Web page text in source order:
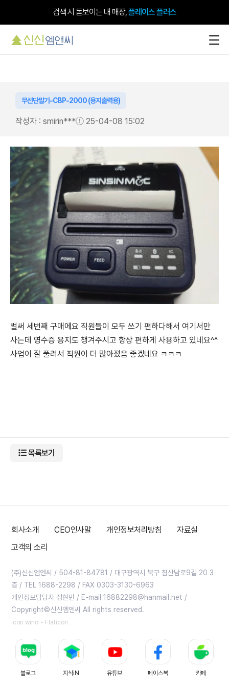
검색 시 돋보이는 내 매장, 플레이스 플러스
사업자 통장 이벤트 참여 시,최대 8만원지급
무선단말기-CBP-2000 (용지출력용)
작성자 : smirin*** 25-04-08 15:02
벌써 세번째 구매에요 직원들이 모두 쓰기 편하다해서 여기서만
사는데 영수증 용지도 챙겨주시고 항상 편하게 사용하고 있네요^^
사업이 잘 풀려서 직원이 더 많아졌음 좋겠네요 ㅋㅋㅋ
목록보기
회사소개 CEO인사말 개인정보처리방침
자료실
고객의 소리
(주)신신엠엔씨 / 504-81-84781 / 대구광역시 북구 침산남로9길 20 3
층 / TEL 1688-2298 / FAX 0303-3130-6963
개인정보담당자 정현민 / E-mail 16882298@hanmail.net /
Copyright©신신엠엔씨 All rights reserved.
icon wind - Flaticon